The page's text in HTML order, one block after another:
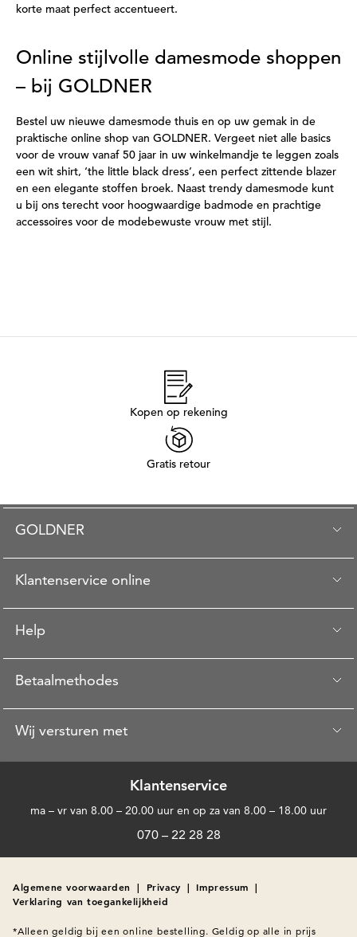
korte maat perfect accentueert.
Online stijlvolle damesmode shoppen
– bij GOLDNER
Bestel uw nieuwe damesmode thuis en op uw gemak in de
praktische online shop van GOLDNER. Vergeet niet alle basics
voor de vrouw vanaf 50 jaar in uw winkelmandje te leggen zoals
een wit shirt, ‘the little black dress’, een perfect zittende blazer
en een elegante stoffen broek. Naast trendy damesmode kunt
u bij ons terecht voor hoogwaardige badmode en prachtige
accessoires voor de modebewuste vrouw met stijl.
Kopen op rekening
Gratis retour
GOLDNER
Klantenservice online
Help
Betaalmethodes
Wij versturen met
Klantenservice
ma – vr van 8.00 – 20.00 uur en op za van 8.00 – 18.00 uur
070 – 22 28 28
Algemene voorwaarden | Privacy | Impressum |
Verklaring van toegankelijkheid
*Alleen geldig bij een online bestelling. Geldig op alle in prijs